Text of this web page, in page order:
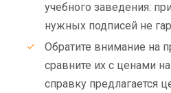
учебного заведения:
нужных подписей не
Обратите внимание на
сравните их с ценами
справку предлагается